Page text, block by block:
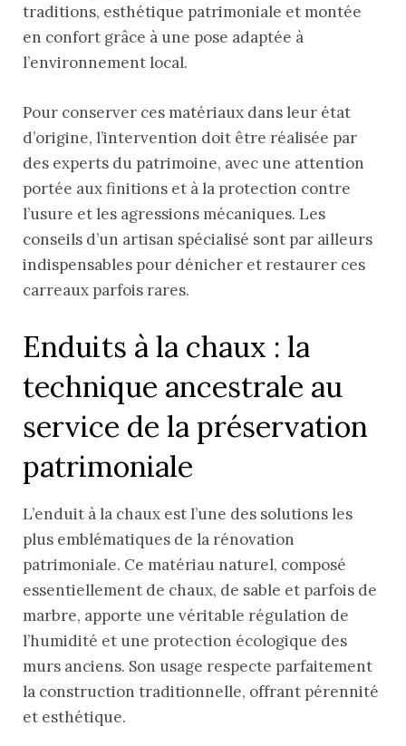
traditions, esthétique patrimoniale et montée
en confort grâce à une pose adaptée à
l’environnement local.
Pour conserver ces matériaux dans leur état
d’origine, l’intervention doit être réalisée par
des experts du patrimoine, avec une attention
portée aux finitions et à la protection contre
l’usure et les agressions mécaniques. Les
conseils d’un artisan spécialisé sont par ailleurs
indispensables pour dénicher et restaurer ces
carreaux parfois rares.
Enduits à la chaux : la
technique ancestrale au
service de la préservation
patrimoniale
L’enduit à la chaux est l’une des solutions les
plus emblématiques de la rénovation
patrimoniale. Ce matériau naturel, composé
essentiellement de chaux, de sable et parfois de
marbre, apporte une véritable régulation de
l’humidité et une protection écologique des
murs anciens. Son usage respecte parfaitement
la construction traditionnelle, offrant pérennité
et esthétique.